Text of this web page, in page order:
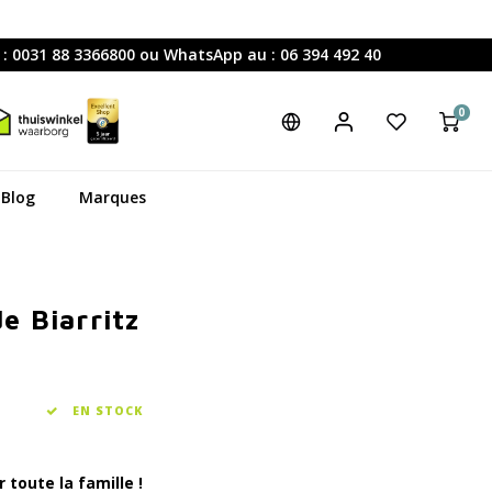
88 3366800 ou WhatsApp au : 06 394 492 40
0
Blog Marques
Biarritz
EN STOCK
toute la famille !